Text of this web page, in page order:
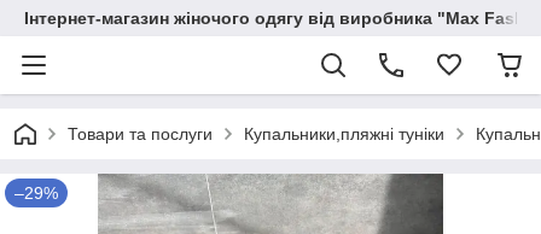
Інтернет-магазин жіночого одягу від виробника "Max
Товари та послуги Купальники,пляжні туніки
–29%